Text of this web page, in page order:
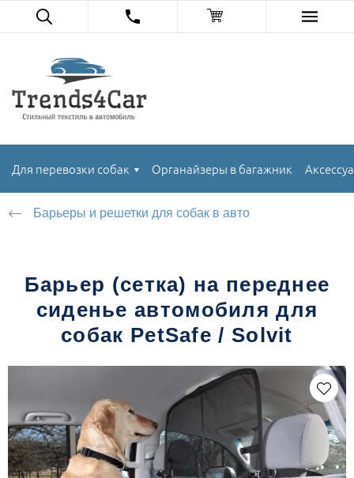
Для перевозки собак Органайзеры в багажник
Барьеры и решетки для собак в авто
Барьер (сетка) на переднее
сиденье автомобиля для
собак PetSafe / Solvit